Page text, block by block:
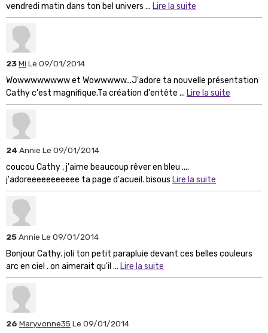
vendredi matin dans ton bel univers ... Lire la suite
23Mi Le 09/01/2014
Wowwwwwwww et Wowwwww...J'adore ta nouvelle présentation
Cathy c'est magnifique.Ta création d'entête ... Lire la suite
24 Annie Le 09/01/2014
coucou Cathy , j'aime beaucoup rêver en bleu ....
j'adoreeeeeeeeeee ta page d'acueil. bisous Lire la suite
25Annie Le 09/01/2014
Bonjour Cathy. joli ton petit parapluie devant ces belles couleurs
arc en ciel . on aimerait qu'il ... Lire la suite
26 Maryvonne35 Le 09/01/2014